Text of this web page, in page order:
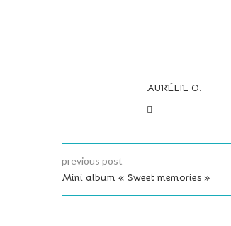
AURÉLIE O.
previous post
Mini album « Sweet memories »